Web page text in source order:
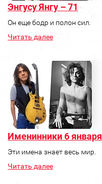
Энгусу Янгу – 71
Он еще бодр и полон сил.
Читать далее
Именинники 6 января
Эти имена знает весь мир.
Читать далее